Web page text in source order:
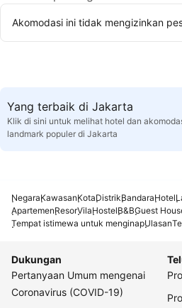
Akomodasi ini tidak mengizinkan
Yang terbaik di Jakarta
Klik di sini untuk melihat hotel dan
landmark populer di Jakarta
NegaraKawasanKotaDistrikBandaraHotel
ApartemenResorVilaHostelB&BGuest
Tempat istimewa untuk menginapUlasan
Dukungan
Pertanyaan Umum mengenai
Coronavirus (COVID-19)